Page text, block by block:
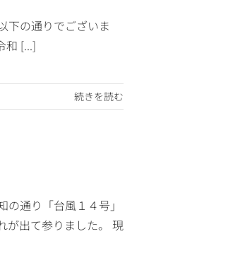
下の通りでございま
和 [...]
続きを読む
通り「台風１４号」
が出て参りました。 現